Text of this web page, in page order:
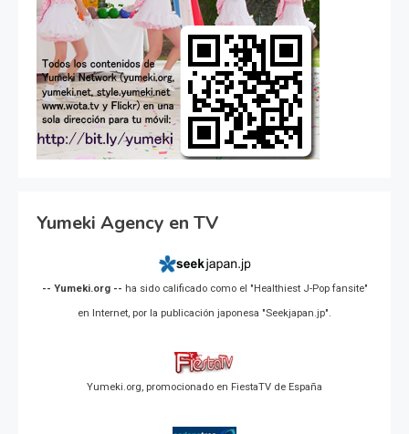
Yumeki Agency en TV
-- Yumeki.org -- ha sido calificado como el "Healthiest J-Pop fansite"
en Internet, por la publicación japonesa "Seekjapan.jp".
Yumeki.org, promocionado en FiestaTV de España